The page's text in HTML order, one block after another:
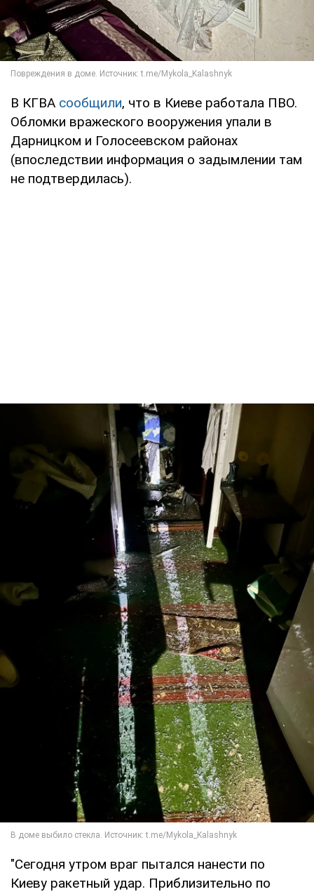
В КГВА сообщили, что в Киеве работала ПВО.
Обломки вражеского вооружения упали в
Дарницком и Голосеевском районах
(впоследствии информация о задымлении там
не подтвердилась).
"Сегодня утром враг пытался нанести по
Киеву ракетный удар. Приблизительно по